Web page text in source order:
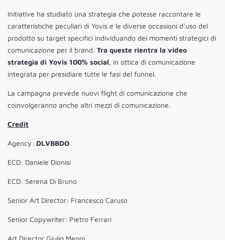
Initiative ha studiato una strategia che potesse raccontare le
caratteristiche peculiari di Yovis e le diverse occasioni d’uso del
prodotto su target specifici individuando dei momenti strategici di
comunicazione per il brand. Tra queste rientra la video
strategia di Yovis 100% social, in ottica di comunicazione
integrata per presidiare tutte le fasi del funnel.
La campagna prevede nuovi flight di comunicazione che
coinvolgeranno anche altri mezzi di comunicazione.
Credit
Agency: DLVBBDO
ECD: Daniele Dionisi
ECD: Serena Di Bruno
Senior Art Director: Francesco Caruso
Senior Copywriter: Pietro Ferrari
Art Director Giulio Meoni